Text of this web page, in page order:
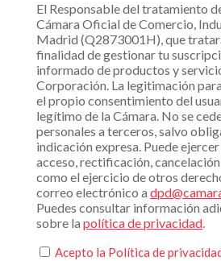
El Responsable del tratamiento
Cámara Oficial de Comercio,
Madrid (Q2873001H), que
finalidad de gestionar tu
informado de productos y
Corporación. La legitimación
el propio consentimiento del
legítimo de la Cámara. No se
personales a terceros, salvo
indicación expresa. Puede
acceso, rectificación,
como el ejercicio de otros
correo electrónico a
Puedes consultar información
sobre la política de privacidad.
Acepto la Política de